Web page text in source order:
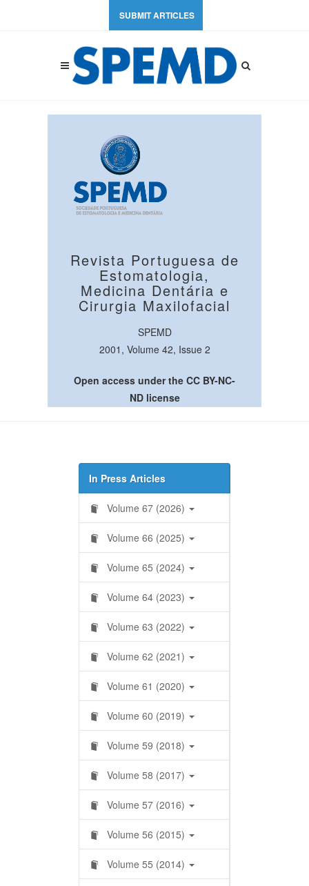
SUBMIT ARTICLES
Revista Portuguesa de
Estomatologia,
Medicina Dentária e
Cirurgia Maxilofacial
SPEMD
2001, Volume 42, Issue 2
Open access under the CC BY-NC-
ND license
In Press Articles
Volume 67 (2026)
Volume 66 (2025)
Volume 65 (2024)
Volume 64 (2023)
Volume 63 (2022)
Volume 62 (2021)
Volume 61 (2020)
Volume 60 (2019)
Volume 59 (2018)
Volume 58 (2017)
Volume 57 (2016)
Volume 56 (2015)
Volume 55 (2014)